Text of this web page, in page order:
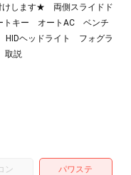
けします★ 両側スライドド
トキー オートAC ベンチ
ヘッドライト フォグラ
取説
ン パワステ